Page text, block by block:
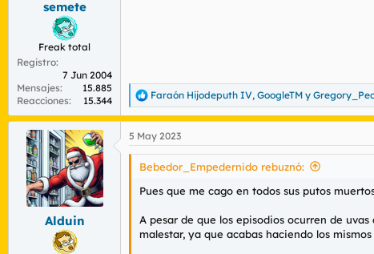
semete
Freak total
Registro
7 Jun 2004
Mensajes
15.885
Reacciones
15.344
R
e
a
c
c
Faraón Hijodeputh IV, GoogleTM y
Alduin
5 May 2023
Bebedor_Empedernido rebuznó:
Pues que me cago en todos sus putos
A pesar de que los episodios ocurren de
malestar, ya que acabas haciendo los